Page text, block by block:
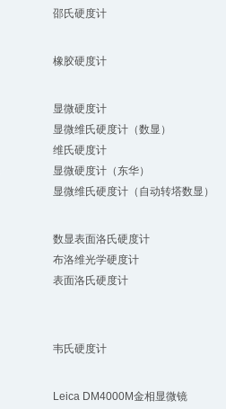
邵氏硬度计
橡胶硬度计
显微硬度计
显微维氏硬度计（数显）
维氏硬度计
显微硬度计（东华）
显微维氏硬度计（自动转塔数显）
数显表面洛氏硬度计
布洛维光学硬度计
表面洛氏硬度计
韦氏硬度计
Leica DM4000M金相显微镜